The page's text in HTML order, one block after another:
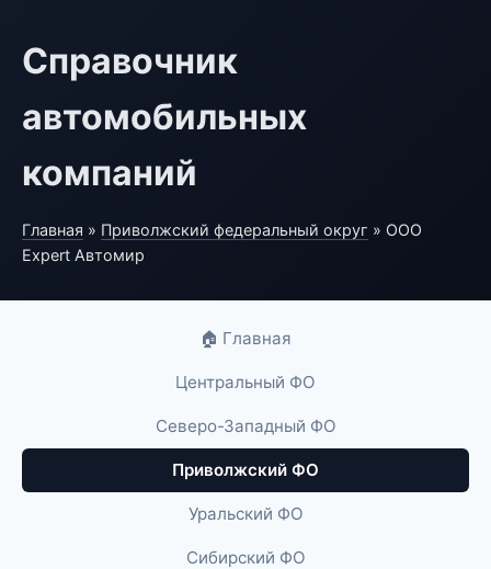
Справочник
автомобильных
компаний
Главная » Приволжский федеральный округ » ООО
Expert Автомир
🏠 Главная
Центральный ФО
Северо-Западный ФО
Приволжский ФО
Уральский ФО
Сибирский ФО